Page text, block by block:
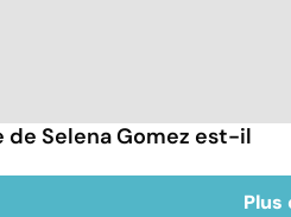
de Selena Gomez est-il
Plus